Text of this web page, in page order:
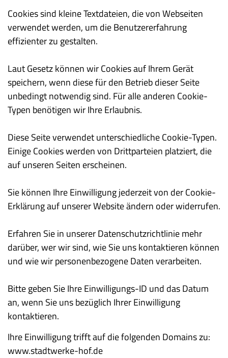
Cookies sind kleine Textdateien, die von Webseiten
verwendet werden, um die Benutzererfahrung
effizienter zu gestalten.
Laut Gesetz können wir Cookies auf Ihrem Gerät
speichern, wenn diese für den Betrieb dieser Seite
unbedingt notwendig sind. Für alle anderen Cookie-
Typen benötigen wir Ihre Erlaubnis.
Diese Seite verwendet unterschiedliche Cookie-Typen.
Einige Cookies werden von Drittparteien platziert, die
auf unseren Seiten erscheinen.
Sie können Ihre Einwilligung jederzeit von der Cookie-
Erklärung auf unserer Website ändern oder widerrufen.
Erfahren Sie in unserer Datenschutzrichtlinie mehr
darüber, wer wir sind, wie Sie uns kontaktieren können
und wie wir personenbezogene Daten verarbeiten.
Bitte geben Sie Ihre Einwilligungs-ID und das Datum
an, wenn Sie uns bezüglich Ihrer Einwilligung
kontaktieren.
Ihre Einwilligung trifft auf die folgenden Domains zu:
www.stadtwerke-hof.de